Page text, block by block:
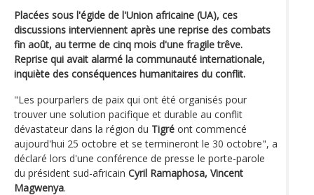
Placées sous l'égide de l'Union africaine (UA), ces
discussions interviennent après une reprise des combats
fin août, au terme de cinq mois d'une fragile trêve.
Reprise qui avait alarmé la communauté internationale,
inquiète des conséquences humanitaires du conflit.
"Les pourparlers de paix qui ont été organisés pour
trouver une solution pacifique et durable au conflit
dévastateur dans la région du Tigré ont commencé
aujourd'hui 25 octobre et se termineront le 30 octobre", a
déclaré lors d'une conférence de presse le porte-parole
du président sud-africain Cyril Ramaphosa, Vincent
Magwenya.